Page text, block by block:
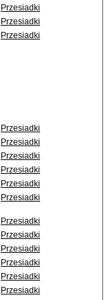
Przesiadki
Przesiadki
Przesiadki
Przesiadki
Przesiadki
Przesiadki
Przesiadki
Przesiadki
Przesiadki
Przesiadki
Przesiadki
Przesiadki
Przesiadki
Przesiadki
Przesiadki